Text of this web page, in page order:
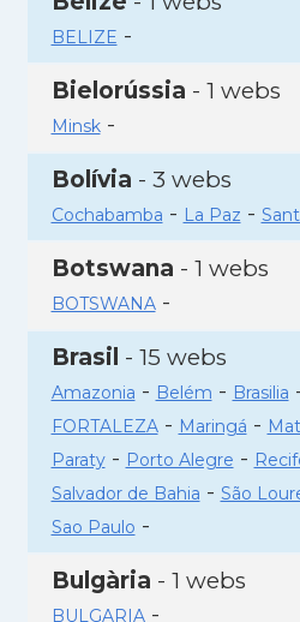
BELIZE -
Bielorússia - 1 webs
Minsk-
Bolívia - 3 webs
Cochabamba - La Paz -
Botswana - 1 webs
BOTSWANA-
Brasil - 15 webs
Amazonia - Belém - Brasilia
FORTALEZA- Maringá -
Paraty- Porto Alegre -
Salvador de Bahia - São
Sao Paulo -
Bulgària - 1 webs
BULGARIA-